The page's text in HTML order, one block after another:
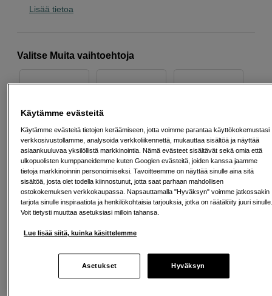
Lisää tietoa
Valitse Muita vaihtoehtoja
0,38m 20m 6m
Käytämme evästeitä
Käytämme evästeitä tietojen keräämiseen, jotta voimme parantaa käyttökokemustasi
verkkosivustollamme, analysoida verkkoliikennettä, mukauttaa sisältöä ja näyttää
asiaankuuluvaa yksilöllistä markkinointia. Nämä evästeet sisältävät sekä omia että
ulkopuolisten kumppaneidemme kuten Googlen evästeitä, joiden kanssa jaamme
tietoja markkinoinnin personoimiseksi. Tavoitteemme on näyttää sinulle aina sitä
sisältöä, josta olet todella kiinnostunut, jotta saat parhaan mahdollisen
ostokokemuksen verkkokaupassa. Napsauttamalla "Hyväksyn" voimme jatkossakin
tarjota sinulle inspiraatiota ja henkilökohtaisia tarjouksia, jotka on räätälöity juuri
Voit tietysti muuttaa asetuksiasi milloin tahansa.
Lue lisää siitä, kuinka käsittelemme
Asetukset Hyväksyn